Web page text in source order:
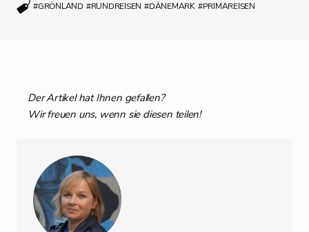
#GRÖNLAND #RUNDREISEN #DÄNEMARK #PRIMAREISEN
Der Artikel hat Ihnen gefallen?
Wir freuen uns, wenn sie diesen teilen!